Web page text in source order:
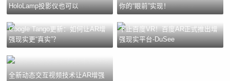
HoloLamp投影仪也可以
你的“眼前”实现！
Google Tango更新：如何让AR增
强现实更“真实”？
不止百度VR！百度AR正式推出增
强现实平台-DuSee
全新动态交互视频技术让AR增强